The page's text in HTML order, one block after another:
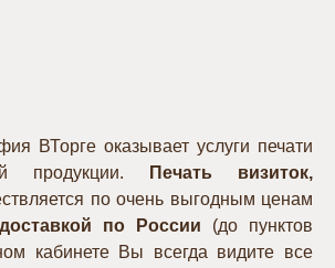
ВТорге оказывает услуги печати
продукции.
Печать визиток,
по очень выгодным ценам
по России (до пунктов
кабинете Вы всегда видите все